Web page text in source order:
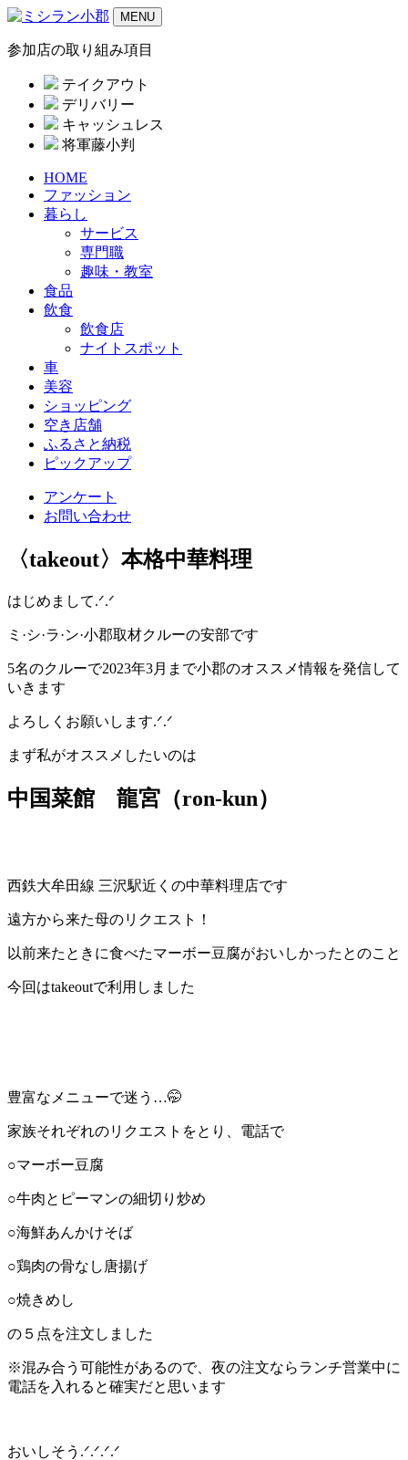
MENU
参加店の取り組み項目
テイクアウト
デリバリー
キャッシュレス
将軍藤小判
HOME
ファッション
暮らし
サービス
専門職
趣味・教室
食品
飲食
飲食店
ナイトスポット
車
美容
ショッピング
空き店舗
ふるさと納税
ピックアップ
アンケート
お問い合わせ
〈takeout〉本格中華料理
はじめまして.ᐟ.ᐟ
ミ·シ·ラ·ン·小郡取材クルーの安部です
5名のクルーで2023年3月まで小郡のオススメ情報を発信して
いきます
よろしくお願いします.ᐟ.ᐟ
まず私がオススメしたいのは
中国菜館 龍宮（ron-kun）
西鉄大牟田線 三沢駅近くの中華料理店です
遠方から来た母のリクエスト！
以前来たときに食べたマーボー豆腐がおいしかったとのこと
今回はtakeoutで利用しました
豊富なメニューで迷う…🤭
家族それぞれのリクエストをとり、電話で
○マーボー豆腐
○牛肉とピーマンの細切り炒め
○海鮮あんかけそば
○鶏肉の骨なし唐揚げ
○焼きめし
の５点を注文しました
※混み合う可能性があるので、夜の注文ならランチ営業中に
電話を入れると確実だと思います
おいしそう.ᐟ.ᐟ.ᐟ.ᐟ